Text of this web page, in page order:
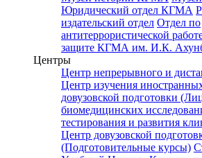
Юридический отдел КГМА
издательский отдел Отдел по
антитеррористической
защите КГМА им. И.К.
Центры
Центр непрерывного и
Центр изучения
довузовской подготовки
биомедицинских
тестирования и развития
Центр довузовской
(Подготовительные курсы)